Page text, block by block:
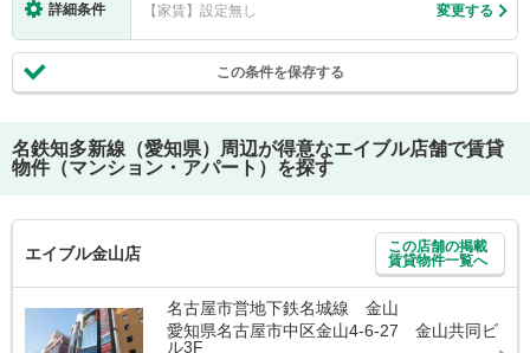
詳細条件 【家賃】設定無し 変更する
この条件を保存する
名鉄知多新線（愛知県）
周辺が得意なエイブル店舗で賃貸
物件（マンション・アパート）を探す
エイブル金山店
この店舗の掲載
賃貸物件一覧へ
名古屋市営地下鉄名城線 金山
愛知県名古屋市中区金山4-6-27 金山共同ビ
ル3F